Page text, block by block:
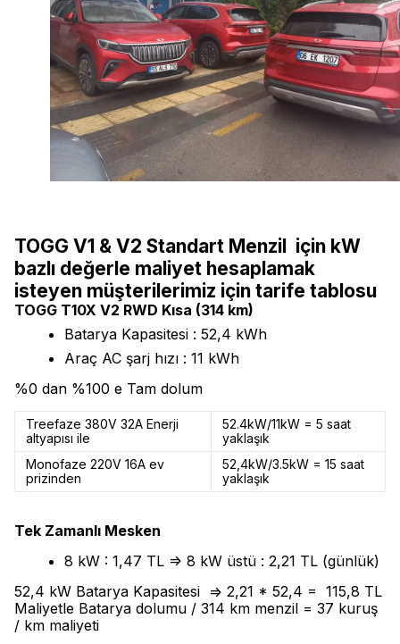
TOGG V1 & V2 Standart Menzil için kW
bazlı değerle maliyet hesaplamak
isteyen müşterilerimiz için tarife tablosu
TOGG T10X V2 RWD Kısa (314 km)
Batarya Kapasitesi : 52,4 kWh
Araç AC şarj hızı : 11 kWh
%0 dan %100 e Tam dolum
Treefaze 380V 32A Enerji
altyapısı ile
52.4kW/11kW = 5 saat
yaklaşık
Monofaze 220V 16A ev
prizinden
52,4kW/3.5kW = 15 saat
yaklaşık
Tek Zamanlı Mesken
8 kW : 1,47 TL => 8 kW üstü : 2,21 TL (günlük)
52,4 kW Batarya Kapasitesi => 2,21 * 52,4 = 115,8 TL
Maliyetle Batarya dolumu / 314 km menzil = 37 kuruş
/ km maliyeti